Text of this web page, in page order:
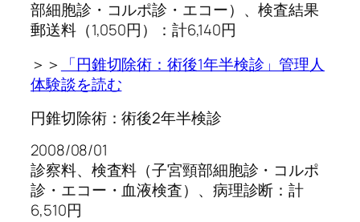
部細胞診・コルポ診・エコー）、検査結果
郵送料（1,050円）：計6,140円
＞＞ 「円錐切除術：術後1年半検診」管理人
体験談を読む
円錐切除術：術後2年半検診
2008/08/01
診察料、検査料（子宮頸部細胞診・コルポ
診・エコー・血液検査）、病理診断：計
6,510円